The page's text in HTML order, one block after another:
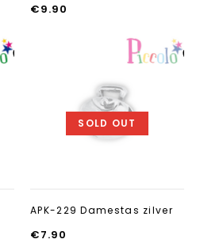
€9.90
SOLD OUT
APK-229 Damestas zilver
€7.90